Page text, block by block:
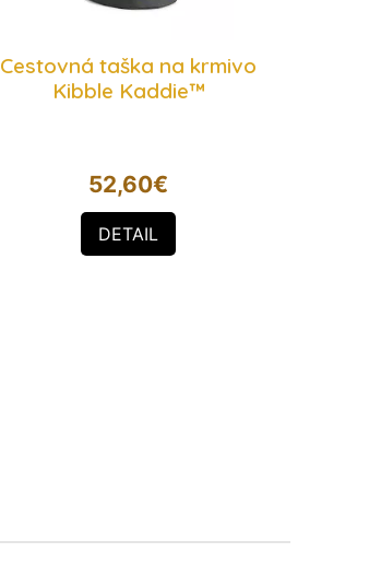
Cestovná taška na krmivo
Kibble Kaddie™
52,60€
DETAIL